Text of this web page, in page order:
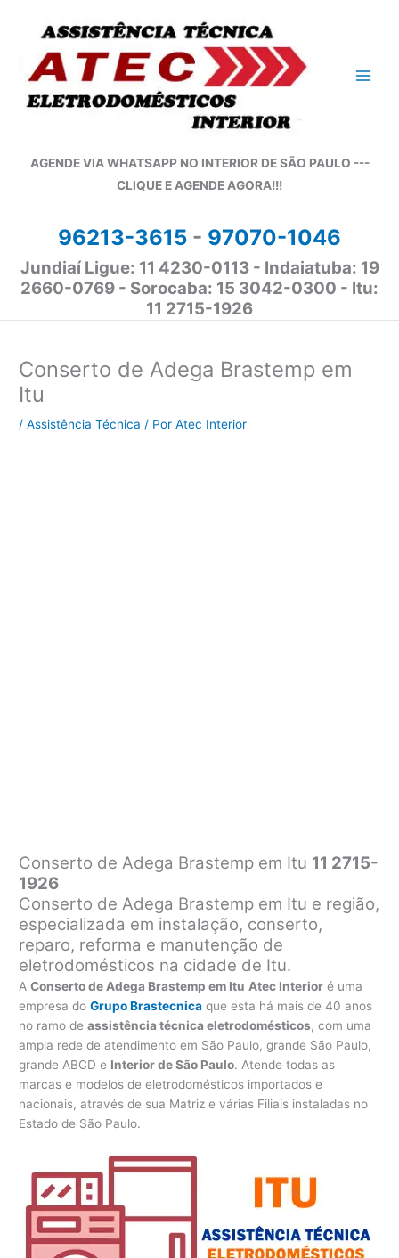
conteúdo
AGENDE VIA WHATSAPP NO INTERIOR DE SÃO PAULO ---
CLIQUE E AGENDE AGORA!!!
96213-3615 - 97070-1046
Jundiaí Ligue: 11 4230-0113 - Indaiatuba: 19
2660-0769 - Sorocaba: 15 3042-0300 - Itu:
11 2715-1926
Conserto de Adega Brastemp em
Itu
/Assistência Técnica / PorAtec Interior
Conserto de Adega Brastemp em Itu 11 2715-
1926
Conserto de Adega Brastemp em Itu e região,
especializada em instalação, conserto,
reparo, reforma e manutenção de
eletrodomésticos na cidade de Itu.
AConserto de Adega Brastemp em Itu Atec Interior é uma
empresa doGrupo Brastecnica que esta há mais de 40 anos
no ramo deassistência técnica eletrodomésticos, com uma
ampla rede de atendimento em São Paulo, grande São Paulo,
grande ABCD e Interior de São Paulo. Atende todas as
marcas e modelos de eletrodomésticos importados e
nacionais, através de sua Matriz e várias Filiais instaladas no
Estado de São Paulo.